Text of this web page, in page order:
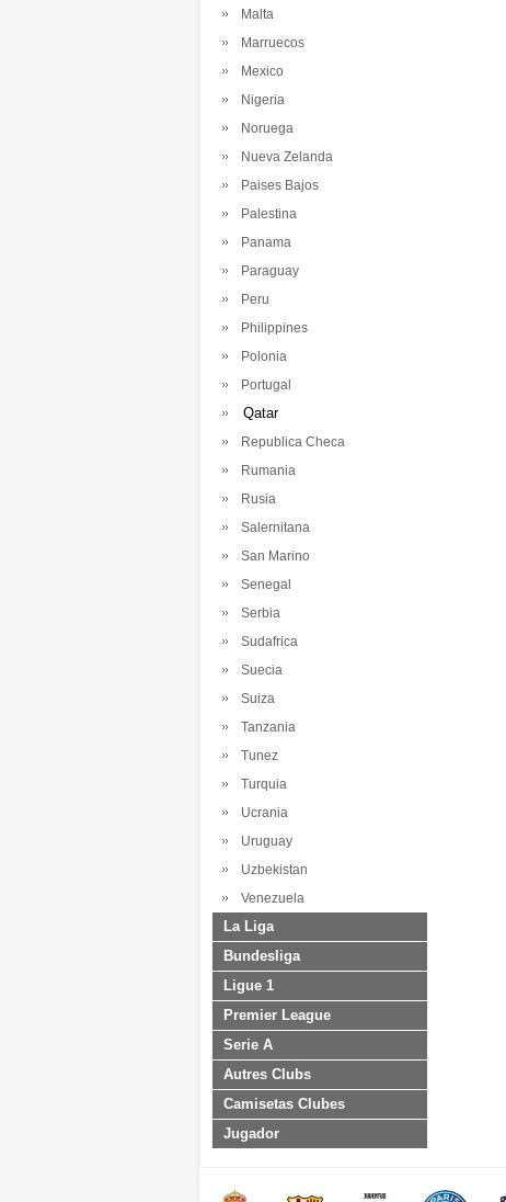
Malta
Marruecos
Mexico
Nigeria
Noruega
Nueva Zelanda
Paises Bajos
Palestina
Panama
Paraguay
Peru
Philippines
Polonia
Portugal
Qatar
Republica Checa
Rumania
Rusia
Salernitana
San Marino
Senegal
Serbia
Sudafrica
Suecia
Suiza
Tanzania
Tunez
Turquia
Ucrania
Uruguay
Uzbekistan
Venezuela
La Liga
Bundesliga
Ligue 1
Premier League
Serie A
Autres Clubs
Camisetas Clubes
Jugador